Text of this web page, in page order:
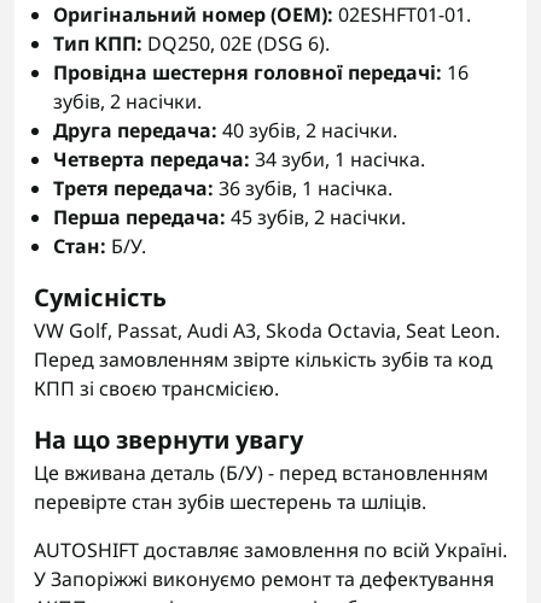
Оригінальний номер (OEM): 02ESHFT01-01.
Тип КПП: DQ250, 02E (DSG 6).
Провідна шестерня головної передачі: 16
зубів, 2 насічки.
Друга передача: 40 зубів, 2 насічки.
Четверта передача: 34 зуби, 1 насічка.
Третя передача: 36 зубів, 1 насічка.
Перша передача: 45 зубів, 2 насічки.
Стан: Б/У.
Сумісність
VW Golf, Passat, Audi A3, Skoda Octavia, Seat Leon.
Перед замовленням звірте кількість зубів та код
КПП зі своєю трансмісією.
На що звернути увагу
Це вживана деталь (Б/У) - перед встановленням
перевірте стан зубів шестерень та шліців.
AUTOSHIFT доставляє замовлення по всій Україні.
У Запоріжжі виконуємо ремонт та дефектування